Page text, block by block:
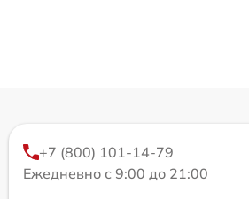
+7 (800) 101-14-79
Ежедневно с 9:00 до 21:00